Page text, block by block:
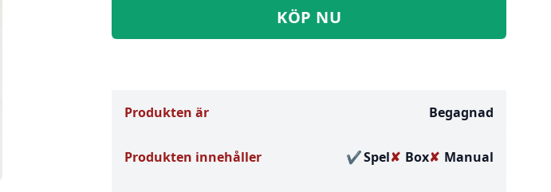
KÖP NU
Produkten är Begagnad
Produkten innehåller Spel Box Manual